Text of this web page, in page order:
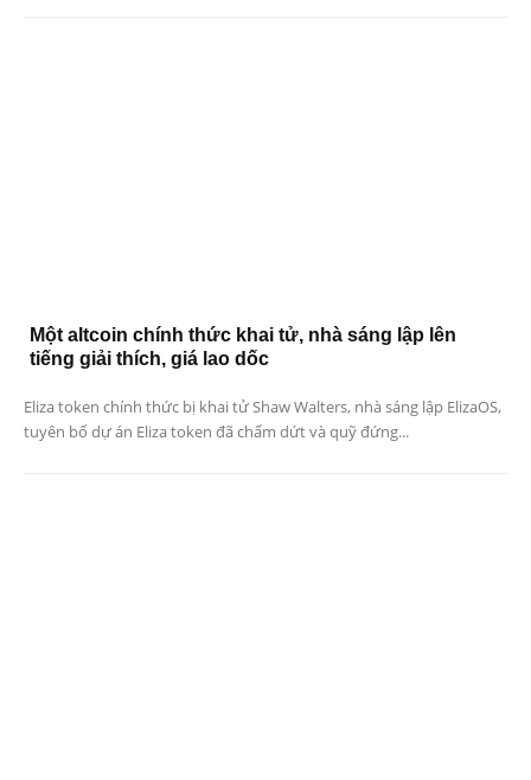
Một altcoin chính thức khai tử, nhà sáng lập lên
tiếng giải thích, giá lao dốc
Eliza token chính thức bị khai tử Shaw Walters, nhà sáng lập ElizaOS,
tuyên bố dự án Eliza token đã chấm dứt và quỹ đứng...